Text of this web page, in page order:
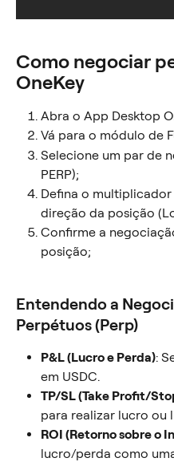
Como negociar
OneKey
Abra o App Desktop
Vá para o módulo de
Selecione um par de
PERP);
Defina o
direção da posição
Confirme a
posição;
Entendendo a
Perpétuos (Perp)
P&L (Lucro e Perda):
em USDC.
TP/SL (Take Profit/
para realizar lucro ou
ROI (Retorno sobre o
lucro/perda como